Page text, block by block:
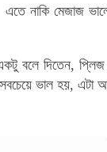
নাকি মেজাজ
বলে দিতেন,
ভাল হয়, এটা